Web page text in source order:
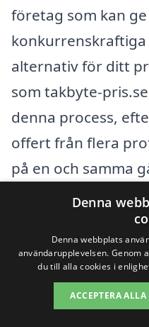
företag som kan
konkurrenskraftiga
alternativ för ditt
som takbyte-
denna process,
offert från flera
på en och samma
tid och ge dig en
Att samla in
städer kan också
unika
Denna
Denna webbplats
användarupplevelsen. Genom
du till alla cookies i
ACCEPTERA ALLA